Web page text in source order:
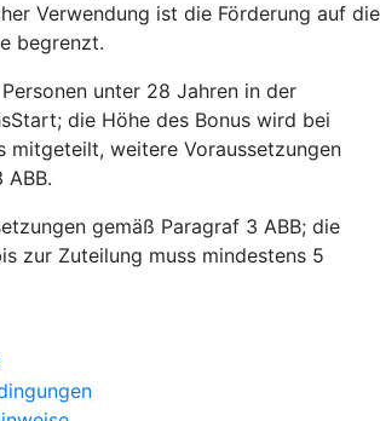
Verwendung ist die Förderung auf die
begrenzt.
unter 28 Jahren in der
die Höhe des Bonus wird bei
mitgeteilt, weitere Voraussetzungen
ABB.
gemäß Paragraf 3 ABB; die
zur Zuteilung muss mindestens 5